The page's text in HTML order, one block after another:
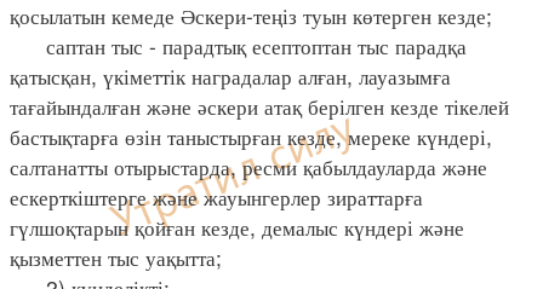
қосылатын кемеде Әскери-теңіз туын көтерген кезде;
саптан тыс - парадтық есептоптан тыс парадқа
қатысқан, үкіметтік наградалар алған, лауазымға
тағайындалған және әскери атақ берілген кезде тікелей
бастықтарға өзін таныстырған кезде, мереке күндері,
салтанатты отырыстарда, ресми қабылдауларда және
ескерткіштерге және жауынгерлер зираттарға
гүлшоқтарын қойған кезде, демалыс күндері және
қызметтен тыс уақытта;